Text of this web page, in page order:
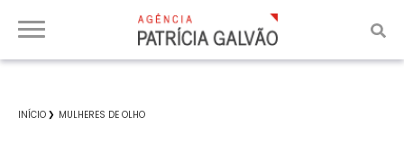
INÍCIO MULHERES DE OLHO